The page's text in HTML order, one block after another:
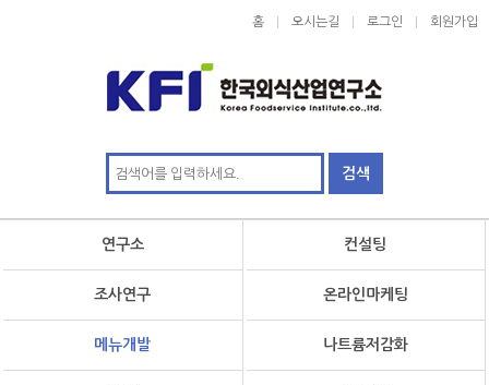
홈 오시는길 로그인 회원가입
연구소 컨설팅
조사연구 온라인마케팅
메뉴개발 나트륨저감화